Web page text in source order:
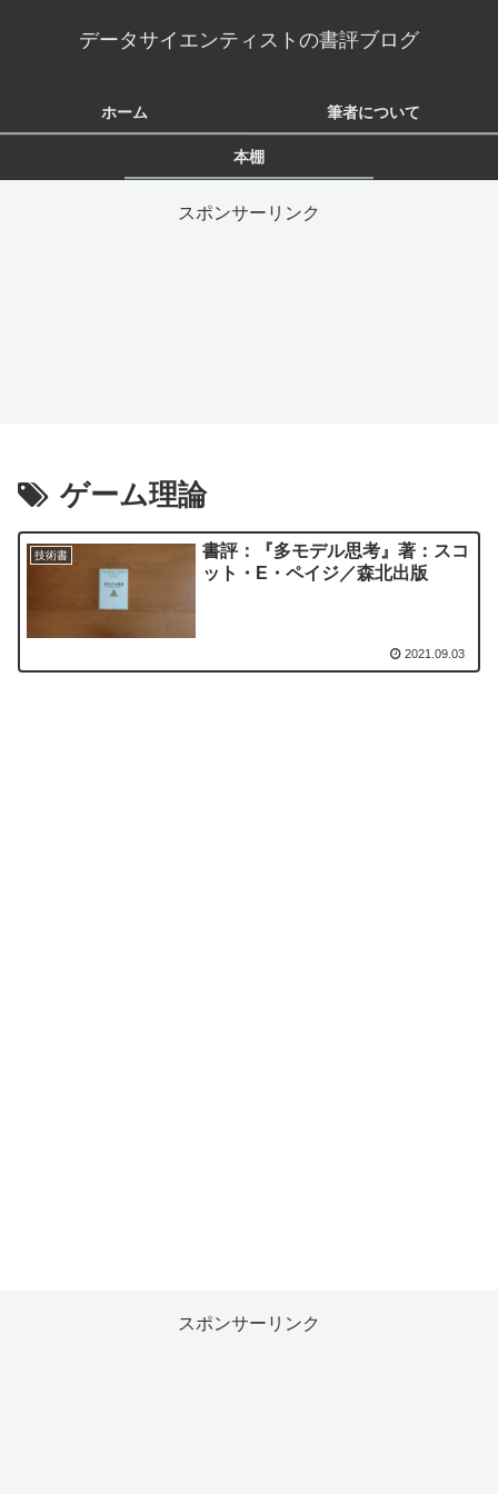
データサイエンティストの書評ブログ
ホーム 筆者について
本棚
スポンサーリンク
ゲーム理論
技術書
書評：『多モデル思考』著：スコ
ット・E・ペイジ／森北出版
2021.09.03
スポンサーリンク